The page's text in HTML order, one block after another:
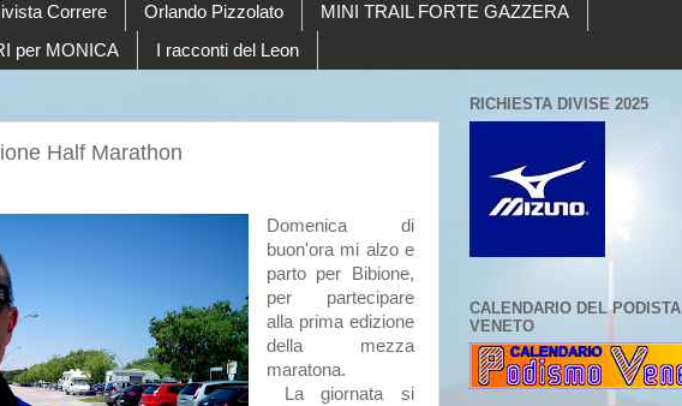
Correre Orlando Pizzolato
MINI TRAIL FORTE GAZZERA
per MONICA I racconti del Leon
Half Marathon
Domenica di
buon'ora mi alzo e
parto per Bibione,
per partecipare
alla prima edizione
della mezza
maratona.
La giornata si
RICHIESTA DIVISE 2025
CALENDARIO DEL PODISTA
VENETO